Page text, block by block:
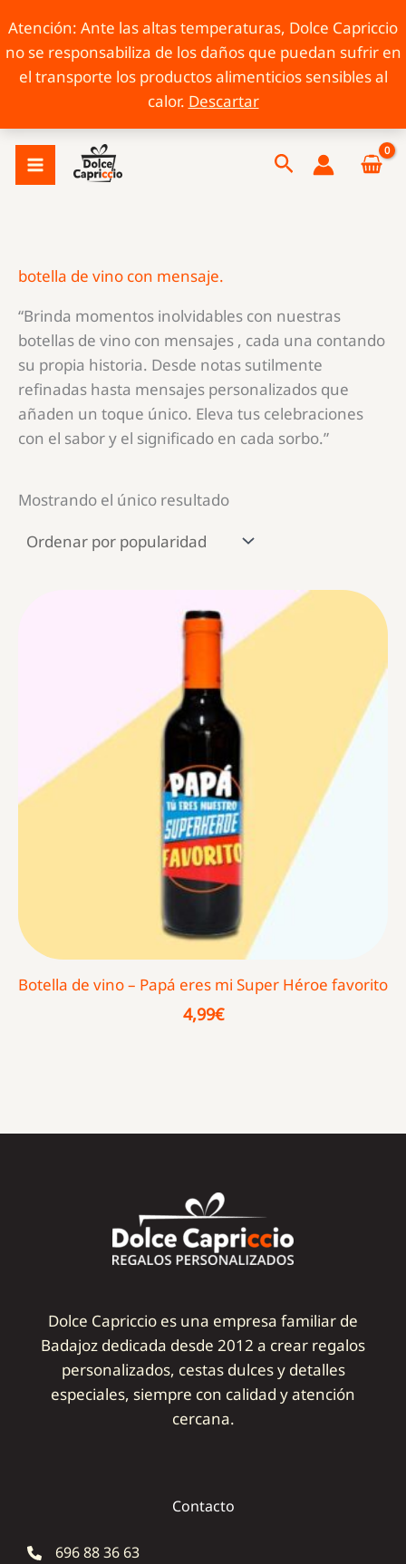
Atención: Ante las altas temperaturas, Dolce Capriccio
no se responsabiliza de los daños que puedan sufrir en
el transporte los productos alimenticios sensibles al
calor. Descartar
contenido
Buscar
botella de vino con mensaje.
“Brinda momentos inolvidables con nuestras
botellas de vino con mensajes , cada una contando
su propia historia. Desde notas sutilmente
refinadas hasta mensajes personalizados que
añaden un toque único. Eleva tus celebraciones
con el sabor y el significado en cada sorbo.”
Mostrando el único resultado
Botella de vino – Papá eres mi Super Héroe favorito
4,99€
Dolce Capriccio es una empresa familiar de
Badajoz dedicada desde 2012 a crear regalos
personalizados, cestas dulces y detalles
especiales, siempre con calidad y atención
cercana.
Contacto
696 88 36 63